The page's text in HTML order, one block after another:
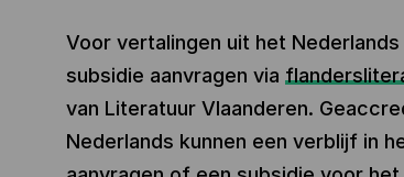
Voor vertalingen uit het
subsidie aanvragen via
van Literatuur Vlaanderen.
Nederlands kunnen een verblijf in